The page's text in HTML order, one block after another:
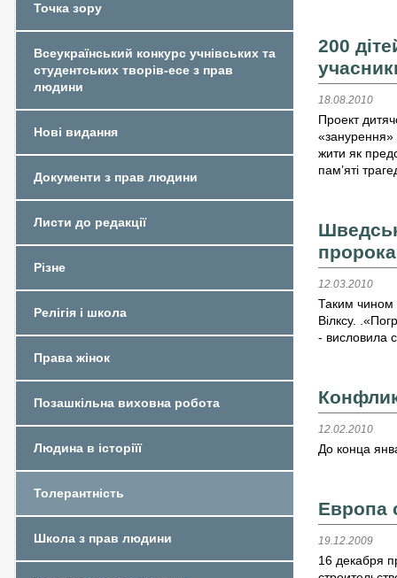
200
18.08.2010
Проект
«занурення»
жити як
пам’яті
12.03.2010
Таким чином
Вілксу.
- висловила
12.02.2010
До конца
Европа
19.12.2009
16 декабря
Точка зору
Всеукраїнський конкурс учнівських та
студентських творів-есе з прав
людини
Нові видання
Документи з прав людини
Листи до редакції
Різне
Релігія і школа
Права жінок
Позашкільна виховна робота
Людина в історіїї
Толерантність
Школа з прав людини